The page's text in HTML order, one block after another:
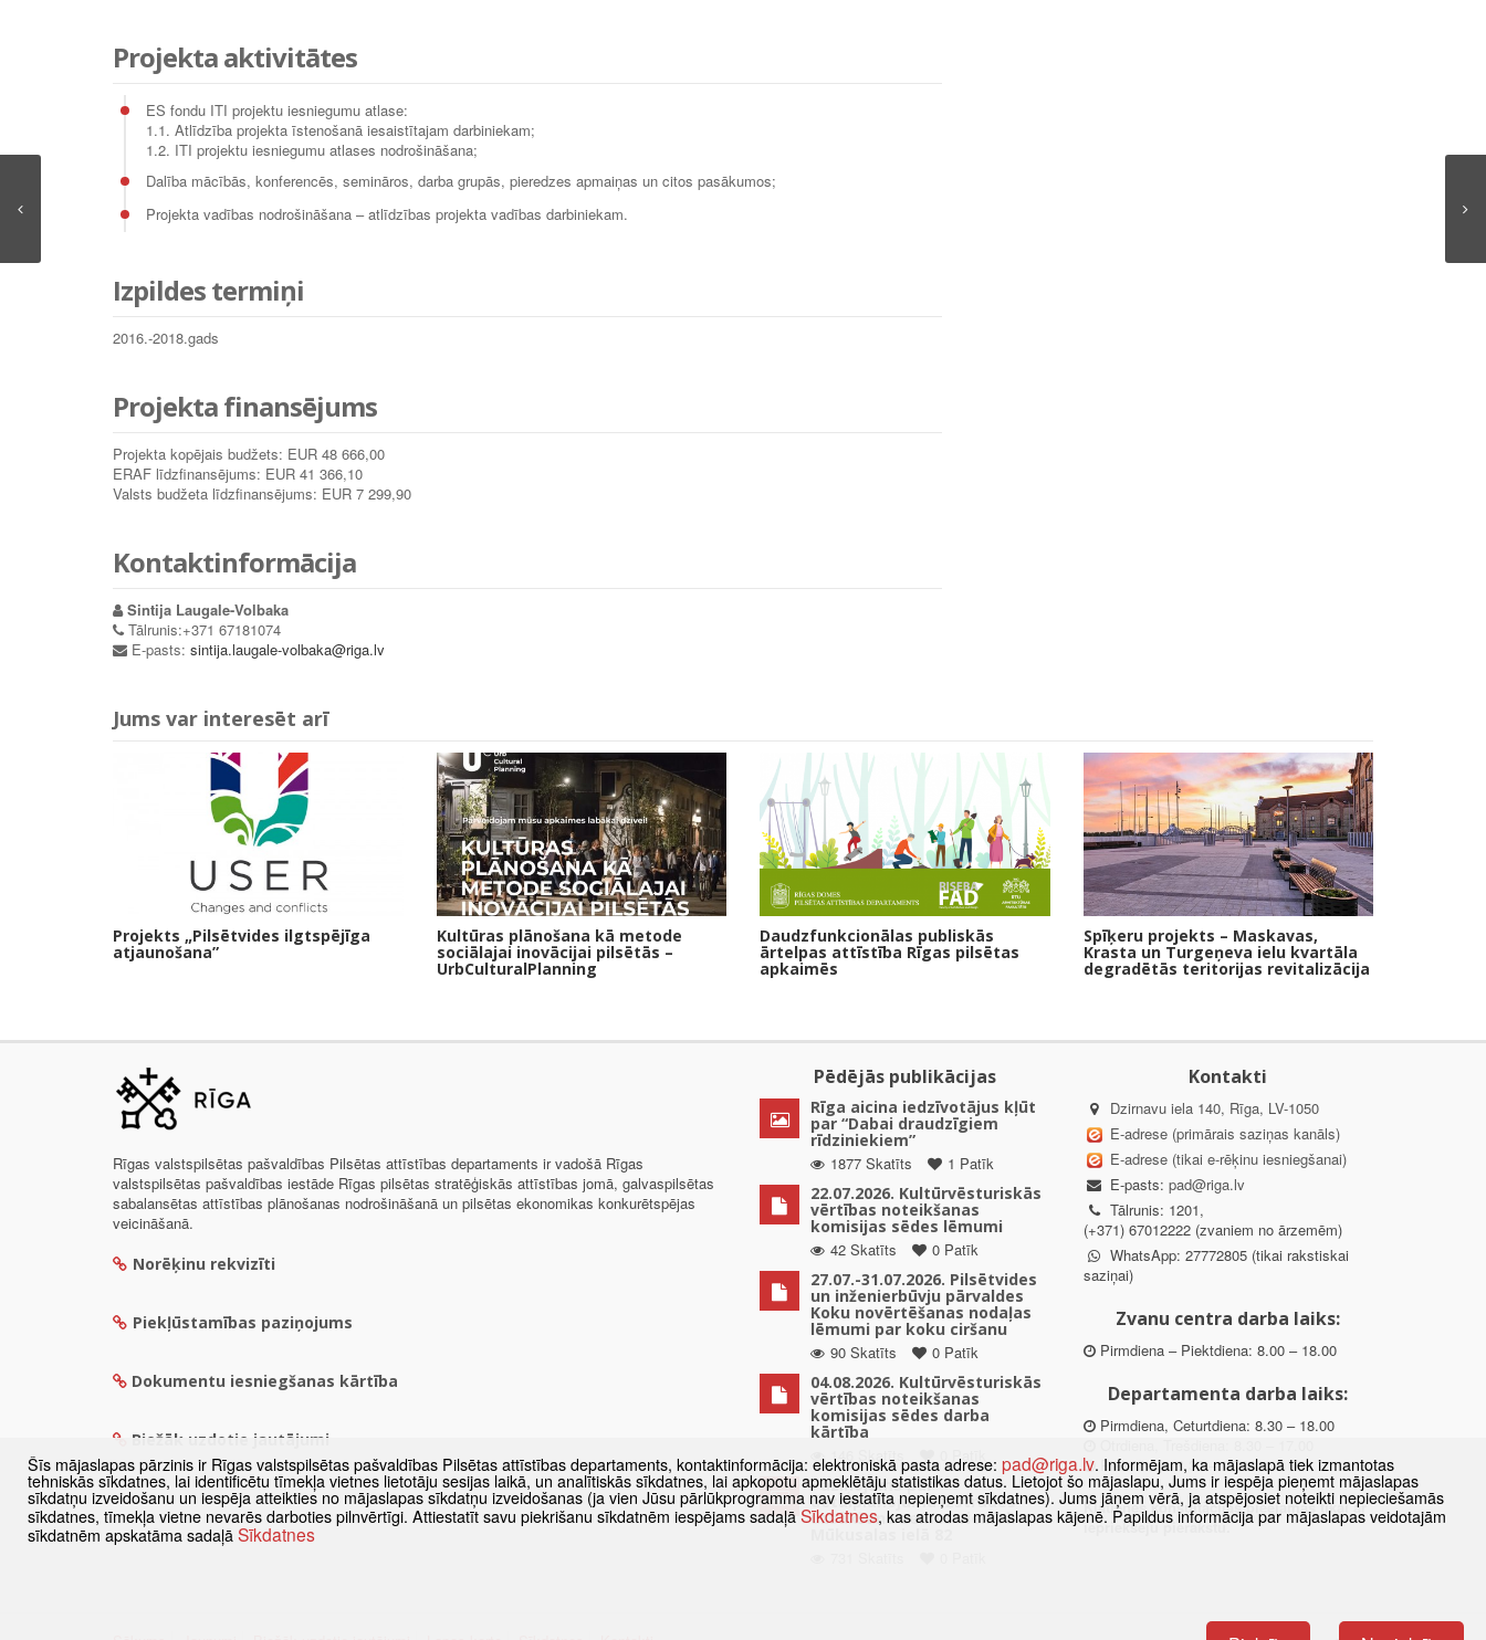
Projekta aktivitātes
ES fondu ITI projektu iesniegumu atlase:
1.1. Atlīdzība projekta īstenošanā iesaistītajam darbiniekam;
1.2. ITI projektu iesniegumu atlases nodrošināšana;
Dalība mācībās, konferencēs, semināros, darba grupās, pieredzes apmaiņas un citos pasākumos;
Projekta vadības nodrošināšana – atlīdzības projekta vadības darbiniekam.
Izpildes termiņi
2016.-2018.gads
Projekta finansējums
Projekta kopējais budžets: EUR 48 666,00
ERAF līdzfinansējums: EUR 41 366,10
Valsts budžeta līdzfinansējums: EUR 7 299,90
Kontaktinformācija
Sintija Laugale-Volbaka
Tālrunis:+371 67181074
E-pasts: sintija.laugale-volbaka@riga.lv
Jums var interesēt arī
Projekts „Pilsētvides ilgtspējīga
atjaunošana”
Kultūras plānošana kā metode
sociālajai inovācijai pilsētās –
UrbCulturalPlanning
Daudzfunkcionālas publiskās
ārtelpas attīstība Rīgas pilsētas
apkaimēs
Spīķeru projekts – Maskavas,
Krasta un Turgeņeva ielu kvartāla
degradētās teritorijas revitalizācija
Rīgas valstspilsētas pašvaldības Pilsētas attīstības departaments ir vadošā Rīgas
valstspilsētas pašvaldības iestāde Rīgas pilsētas stratēģiskās attīstības jomā, galvaspilsētas
sabalansētas attīstības plānošanas nodrošināšanā un pilsētas ekonomikas konkurētspējas
veicināšanā.
Norēķinu rekvizīti
Piekļūstamības paziņojums
Dokumentu iesniegšanas kārtība
Biežāk uzdotie jautājumi
Pēdējās publikācijas
Rīga aicina iedzīvotājus kļūt
par “Dabai draudzīgiem
rīdziniekiem”
1877 Skatīts
1 Patīk
22.07.2026. Kultūrvēsturiskās
vērtības noteikšanas
komisijas sēdes lēmumi
42 Skatīts
0 Patīk
27.07.-31.07.2026. Pilsētvides
un inženierbūvju pārvaldes
Koku novērtēšanas nodaļas
lēmumi par koku ciršanu
90 Skatīts
0 Patīk
04.08.2026. Kultūrvēsturiskās
vērtības noteikšanas
komisijas sēdes darba
kārtība
146 Skatīts
0 Patīk
Paziņojums par
detālplānojuma izstrādes
uzsākšanu zemes vienībā
Kontakti
Dzirnavu iela 140, Rīga, LV-1050
E-adrese (primārais saziņas kanāls)
E-adrese (tikai e-rēķinu iesniegšanai)
E-pasts: pad@riga.lv
Tālrunis: 1201,
(+371) 67012222 (zvaniem no ārzemēm)
WhatsApp: 27772805 (tikai rakstiskai
saziņai)
Zvanu centra darba laiks:
Pirmdiena – Piektdiena: 8.00 – 18.00
Departamenta darba laiks:
Pirmdiena, Ceturtdiena: 8.30 – 18.00
Piektdiena: 8.30 – 15.00
Klātienes konsultācijas pieejamas tikai ar
iepriekšēju pierakstu.
Šīs mājaslapas pārzinis ir Rīgas valstspilsētas pašvaldības Pilsētas attīstības departaments, kontaktinformācija: elektroniskā pasta adrese: pad@riga.lv. Informējam, ka mājaslapā tiek izmantotas
tehniskās sīkdatnes, lai identificētu tīmekļa vietnes lietotāju sesijas laikā, un analītiskās sīkdatnes, lai apkopotu apmeklētāju statistikas datus. Lietojot šo mājaslapu, Jums ir iespēja pieņemt mājaslapas
sīkdatņu izveidošanu un iespēja atteikties no mājaslapas sīkdatņu izveidošanas (ja vien Jūsu pārlūkprogramma nav iestatīta nepieņemt sīkdatnes). Jums jāņem vērā, ja atspējosiet noteikti nepieciešamās
sīkdatnes, tīmekļa vietne nevarēs darboties pilnvērtīgi. Attiestatīt savu piekrišanu sīkdatnēm iespējams sadaļā Sīkdatnes, kas atrodas mājaslapas kājenē. Papildus informācija par mājaslapas veidotajām
sīkdatnēm apskatāma sadaļā Sīkdatnes